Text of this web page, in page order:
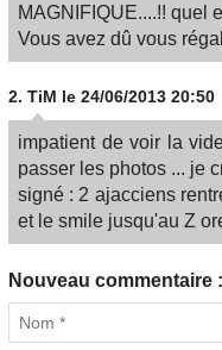
MAGNIFIQUE....!! quel
Vous avez dû vous
2. TiM le 24/06/2013 20:50
impatient de voir la
passer les photos ... je
signé : 2 ajacciens
et le smile jusqu'au Z
Nouveau commentaire :